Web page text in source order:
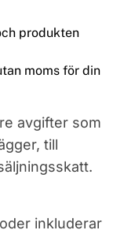
produkten
moms för din
avgifter som
till
inkluderar